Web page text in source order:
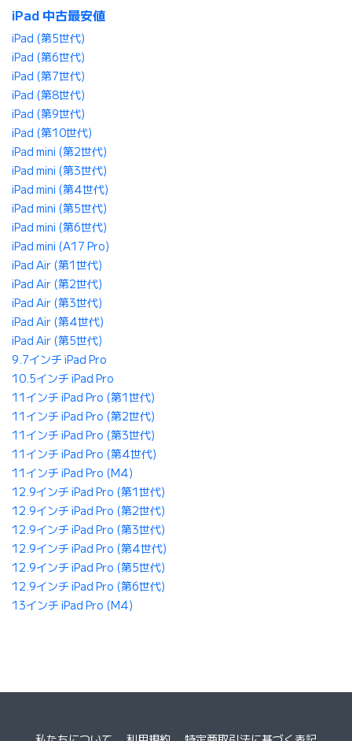
iPad 中古最安値
iPad (第5世代)
iPad (第6世代)
iPad (第7世代)
iPad (第8世代)
iPad (第9世代)
iPad (第10世代)
iPad mini (第2世代)
iPad mini (第3世代)
iPad mini (第4世代)
iPad mini (第5世代)
iPad mini (第6世代)
iPad mini (A17 Pro)
iPad Air (第1世代)
iPad Air (第2世代)
iPad Air (第3世代)
iPad Air (第4世代)
iPad Air (第5世代)
9.7インチ iPad Pro
10.5インチ iPad Pro
11インチ iPad Pro (第1世代)
11インチ iPad Pro (第2世代)
11インチ iPad Pro (第3世代)
11インチ iPad Pro (第4世代)
11インチ iPad Pro (M4)
12.9インチ iPad Pro (第1世代)
12.9インチ iPad Pro (第2世代)
12.9インチ iPad Pro (第3世代)
12.9インチ iPad Pro (第4世代)
12.9インチ iPad Pro (第5世代)
12.9インチ iPad Pro (第6世代)
13インチ iPad Pro (M4)